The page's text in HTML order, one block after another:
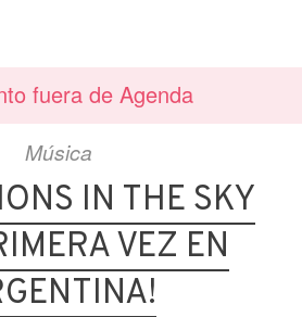
fuera de Agenda
Música
IN THE SKY
VEZ EN